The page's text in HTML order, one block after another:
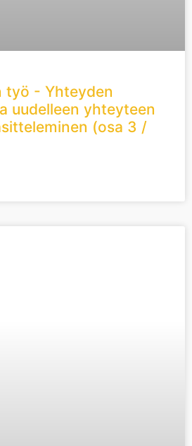
työ - Yhteyden
uudelleen yhteyteen
(osa 3 /